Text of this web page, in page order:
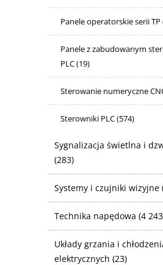
Panele operatorskie serii TP
Panele z zabudowanym
PLC(19)
Sterowanie numeryczne
Sterowniki PLC(574)
Sygnalizacja świetlna i
(283)
Systemy i czujniki wizyjne
Technika napędowa (4
Układy grzania i
elektrycznych (23)